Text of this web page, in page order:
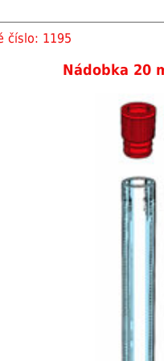
číslo: 1195
Nádobka 20